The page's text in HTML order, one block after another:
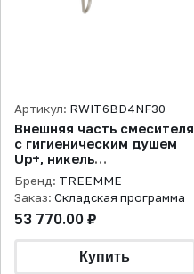
Артикул: RWIT6BD4NF30
Внешняя часть смесителя
с гигиеническим душем
Up+, никель
брашированный
Бренд: TREEMME
Заказ: Складская программа
53 770.00 ₽